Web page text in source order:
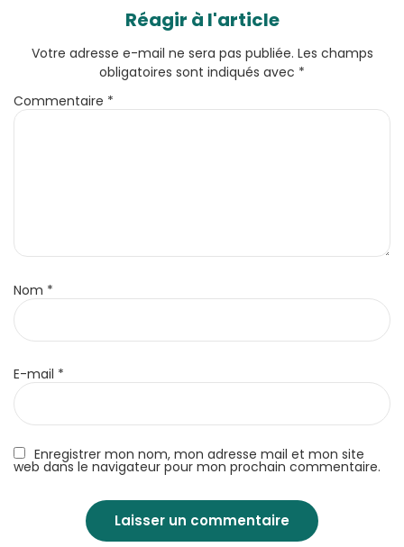
Réagir à l'article
Enregistrer mon nom, mon adresse mail et mon site
web dans le navigateur pour mon prochain commentaire.
Votre adresse e-mail ne sera pas publiée. Les champs
obligatoires sont indiqués avec *
Commentaire *
Nom *
E-mail *